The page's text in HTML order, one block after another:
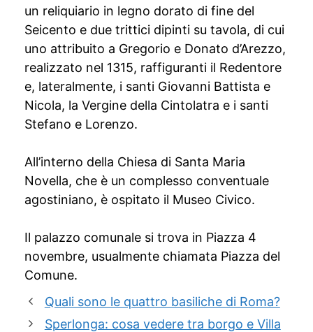
un reliquiario in legno dorato di fine del
Seicento e due trittici dipinti su tavola, di cui
uno attribuito a Gregorio e Donato d’Arezzo,
realizzato nel 1315, raffiguranti il Redentore
e, lateralmente, i santi Giovanni Battista e
Nicola, la Vergine della Cintolatra e i santi
Stefano e Lorenzo.
All’interno della Chiesa di Santa Maria
Novella, che è un complesso conventuale
agostiniano, è ospitato il Museo Civico.
Il palazzo comunale si trova in Piazza 4
novembre, usualmente chiamata Piazza del
Comune.
Quali sono le quattro basiliche di Roma?
Sperlonga: cosa vedere tra borgo e Villa